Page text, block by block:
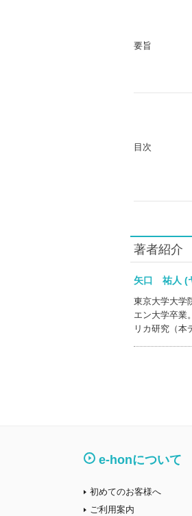
要旨
目次
著者紹介
矢口 祐人
東京大学大学
エン大学卒業
リカ研究（本
e-honについて
初めてのお客様へ
ご利用案内